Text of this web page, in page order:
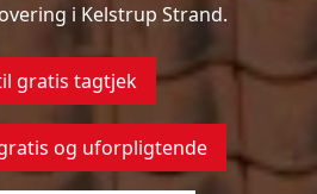
i Kelstrup Strand.
gratis tagtjek
og uforpligtende